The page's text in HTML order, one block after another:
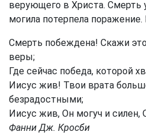
верующего в Христа. Смерть
могила потерпела
Смерть побеждена! Скажи
веры;
Где сейчас победа, которой
Иисус жив! Твои врата
безрадостными;
Иисус жив, Он могуч и силен,
Фанни Дж. Кросби